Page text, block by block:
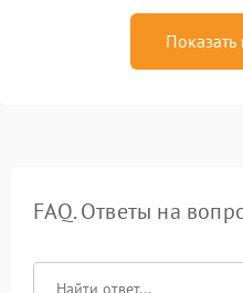
FAQ. Ответы на